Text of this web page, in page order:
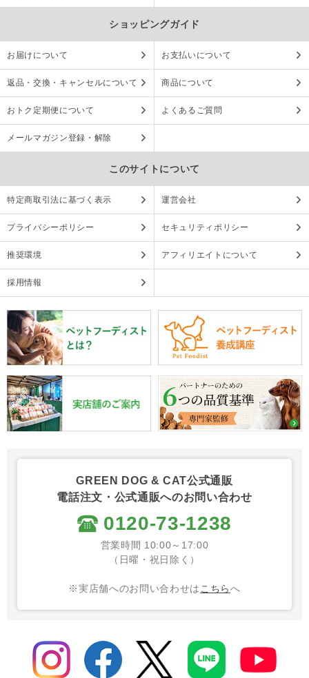
ショッピングガイド
お届けについて お支払いについて
返品・交換・キャンセルについて 商品について
おトク定期便について よくあるご質問
メールマガジン登録・解除
このサイトについて
特定商取引法に基づく表示 運営会社
プライバシーポリシー セキュリティポリシー
推奨環境 アフィリエイトについて
採用情報
GREEN DOG & CAT公式通販
電話注文・公式通販へのお問い合わせ
0120-73-1238
営業時間 10:00～17:00
（日曜・祝日除く）
※実店舗へのお問い合わせは こちらへ